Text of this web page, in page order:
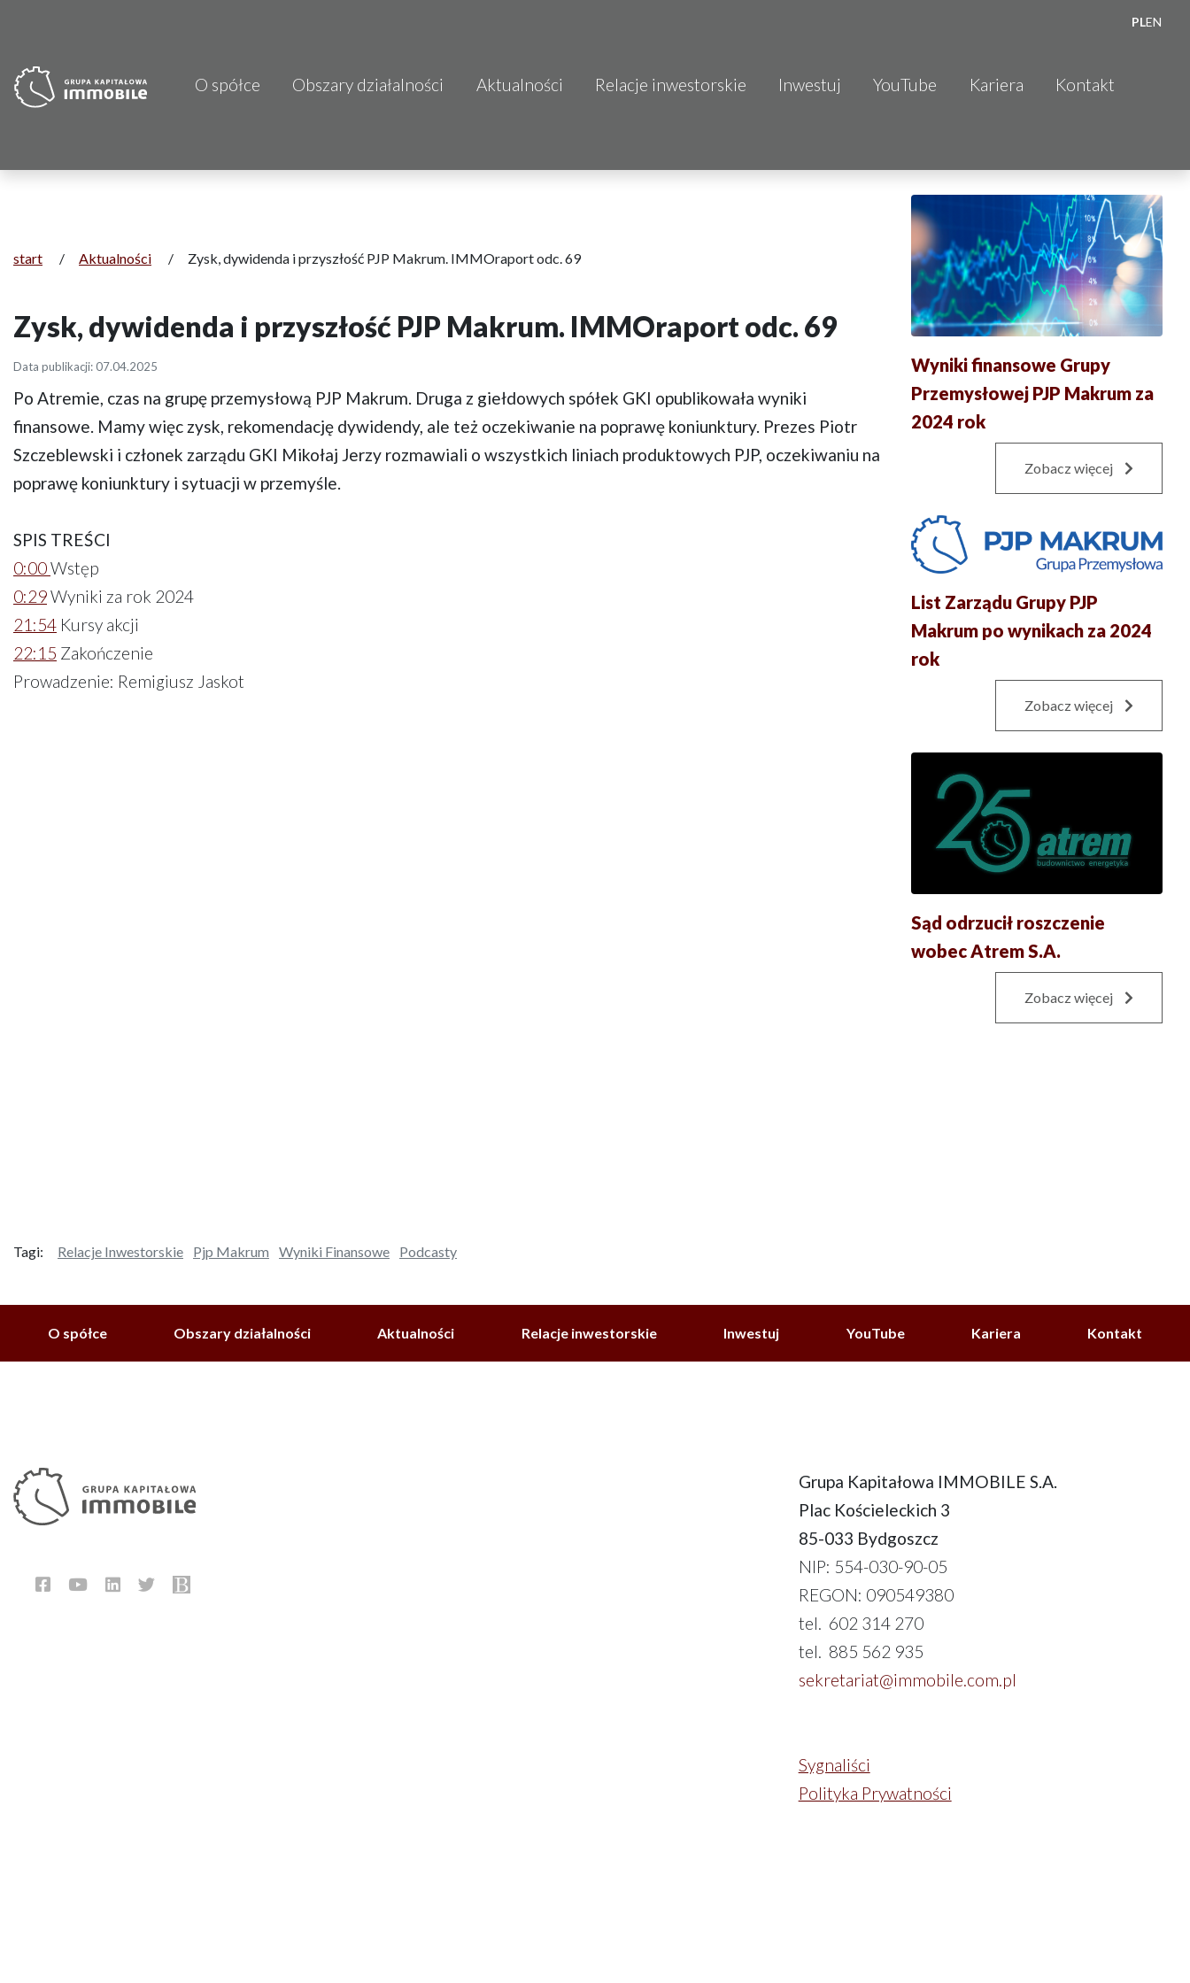
O spółce Obszary działalności
CDI KB Sp. z o.o.
Projprzem Budownictwo
Fundacja Immo
Aktualności Relacje inwestorskie Inwestuj YouTube Kariera Kontakt
PLEN
start / Aktualności / Zysk, dywidenda i przyszłość PJP Makrum. IMMOraport odc. 69
Zysk, dywidenda i przyszłość PJP Makrum. IMMOraport odc. 69
Data publikacji: 07.04.2025
Po Atremie, czas na grupę przemysłową PJP Makrum. Druga z giełdowych spółek GKI opublikowała wyniki
finansowe. Mamy więc zysk, rekomendację dywidendy, ale też oczekiwanie na poprawę koniunktury. Prezes Piotr
Szczeblewski i członek zarządu GKI Mikołaj Jerzy rozmawiali o wszystkich liniach produktowych PJP, oczekiwaniu na
poprawę koniunktury i sytuacji w przemyśle.
SPIS TREŚCI
0:00Wstęp
0:29Wyniki za rok 2024
21:54 Kursy akcji
22:15 Zakończenie
Prowadzenie: Remigiusz Jaskot
Tagi: Relacje Inwestorskie Pjp Makrum Wyniki Finansowe Podcasty
Wyniki finansowe Grupy
Przemysłowej PJP Makrum za
2024 rok
Zobacz więcej
List Zarządu Grupy PJP
Makrum po wynikach za 2024
rok
Zobacz więcej
Sąd odrzucił roszczenie
wobec Atrem S.A.
Zobacz więcej
O spółce Obszary działalności Aktualności Relacje inwestorskie Inwestuj YouTube Kariera Kontakt
Grupa Kapitałowa IMMOBILE S.A.
Plac Kościeleckich 3
85-033 Bydgoszcz
NIP: 554-030-90-05
REGON: 090549380
tel. 602 314 270
tel. 885 562 935
sekretariat@immobile.com.pl
Sygnaliści
Polityka Prywatności